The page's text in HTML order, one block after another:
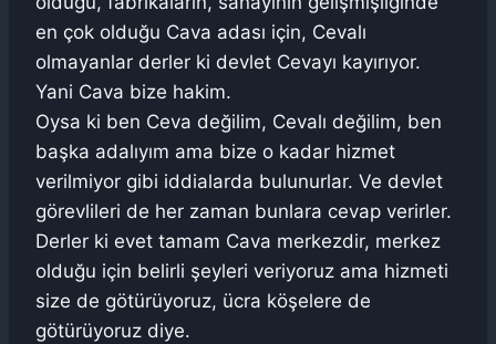
en çok olduğu Cava adası için, Cevalı
olmayanlar derler ki devlet Cevayı kayırıyor.
Yani Cava bize hakim.
Oysa ki ben Ceva değilim, Cevalı değilim, ben
başka adalıyım ama bize o kadar hizmet
verilmiyor gibi iddialarda bulunurlar. Ve devlet
görevlileri de her zaman bunlara cevap verirler.
Derler ki evet tamam Cava merkezdir, merkez
olduğu için belirli şeyleri veriyoruz ama hizmeti
size de götürüyoruz, ücra köşelere de
götürüyoruz diye.